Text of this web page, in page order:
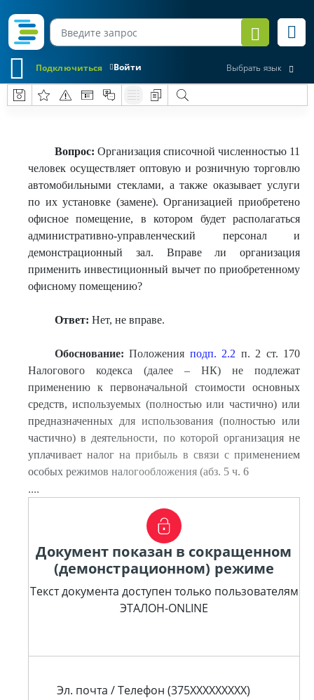
Войти
Подключиться Выбрать язык
Вопрос: Организация списочной численностью 11
человек осуществляет оптовую и розничную торговлю
автомобильными стеклами, а также оказывает услуги
по их установке (замене). Организацией приобретено
офисное помещение, в котором будет располагаться
административно-управленческий персонал и
демонстрационный зал. Вправе ли организация
применить инвестиционный вычет по приобретенному
офисному помещению?
Ответ: Нет, не вправе.
Обоснование: Положения подп. 2.2 п. 2 ст. 170
Налогового кодекса (далее – НК) не подлежат
применению к первоначальной стоимости основных
средств, используемых (полностью или частично) или
предназначенных для использования (полностью или
частично) в деятельности, по которой организация не
уплачивает налог на прибыль в связи с применением
особых режимов налогообложения (абз. 5 ч. 6
....
Документ показан в сокращенном
(демонстрационном) режиме
Текст документа доступен только пользователям
ЭТАЛОН-ONLINE
Эл. почта / Телефон (375XXXXXXXXX)